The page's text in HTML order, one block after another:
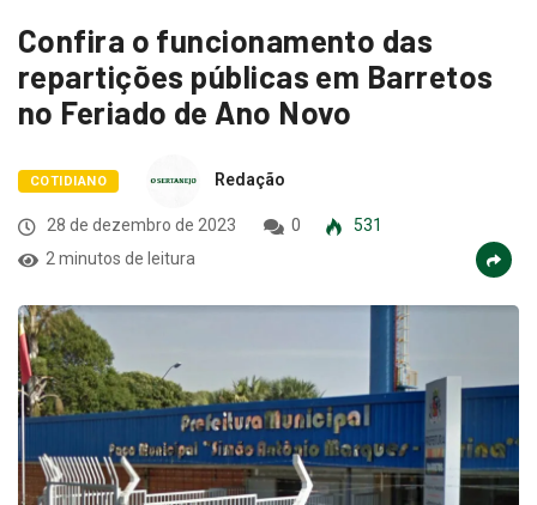
Confira o funcionamento das
repartições públicas em Barretos
no Feriado de Ano Novo
COTIDIANO Redação
28 de dezembro de 2023 0
531
2 minutos de leitura